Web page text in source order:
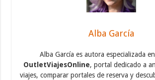
Alba García
Alba García es autora especializada
OutletViajesOnline, portal dedicado a
viajes, comparar portales de reserva y